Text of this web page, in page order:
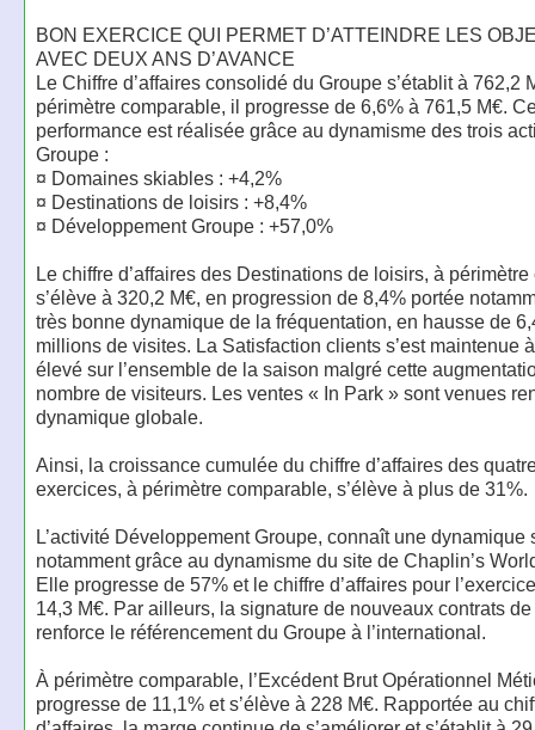
BON EXERCICE QUI PERMET D’ATTEINDRE LES
AVEC DEUX ANS D’AVANCE
Le Chiffre d’affaires consolidé du Groupe s’établit à 762,2
périmètre comparable, il progresse de 6,6% à 761,5 M€.
performance est réalisée grâce au dynamisme des trois
Groupe :
¤ Domaines skiables : +4,2%
¤ Destinations de loisirs : +8,4%
¤ Développement Groupe : +57,0%
Le chiffre d’affaires des Destinations de loisirs, à
s’élève à 320,2 M€, en progression de 8,4% portée
très bonne dynamique de la fréquentation, en hausse de
millions de visites. La Satisfaction clients s’est maintenue
élevé sur l’ensemble de la saison malgré cette
nombre de visiteurs. Les ventes « In Park » sont venues
dynamique globale.
Ainsi, la croissance cumulée du chiffre d’affaires des
exercices, à périmètre comparable, s’élève à plus de 31%.
L’activité Développement Groupe, connaît une dynamique
notamment grâce au dynamisme du site de Chaplin’s
Elle progresse de 57% et le chiffre d’affaires pour
14,3 M€. Par ailleurs, la signature de nouveaux contrats
renforce le référencement du Groupe à l’international.
À périmètre comparable, l’Excédent Brut Opérationnel
progresse de 11,1% et s’élève à 228 M€. Rapportée au